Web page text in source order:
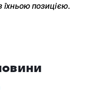
їхньою позицією.